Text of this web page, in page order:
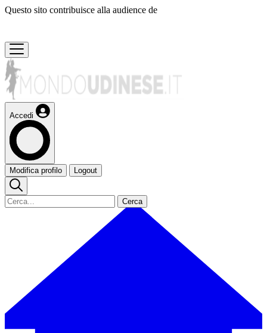
Questo sito contribuisce alla audience de
Accedi
Modifica profilo Logout
Cerca